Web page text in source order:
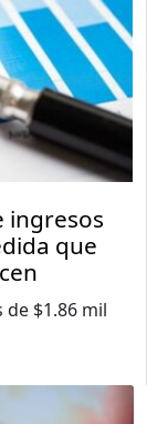
ingresos
que
$1.86 mil